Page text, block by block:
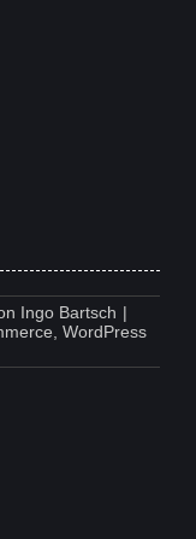
Ingo Bartsch |
WordPress